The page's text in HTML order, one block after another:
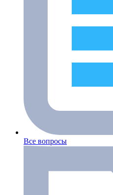
Все вопросы